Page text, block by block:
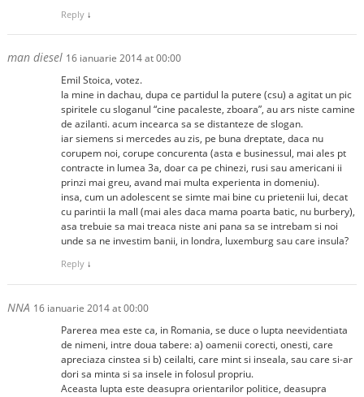
Reply ↓
man diesel 16 ianuarie 2014 at 00:00
Emil Stoica, votez.
la mine in dachau, dupa ce partidul la putere (csu) a agitat un pic
spiritele cu sloganul “cine pacaleste, zboara”, au ars niste camine
de azilanti. acum incearca sa se distanteze de slogan.
iar siemens si mercedes au zis, pe buna dreptate, daca nu
corupem noi, corupe concurenta (asta e businessul, mai ales pt
contracte in lumea 3a, doar ca pe chinezi, rusi sau americani ii
prinzi mai greu, avand mai multa experienta in domeniu).
insa, cum un adolescent se simte mai bine cu prietenii lui, decat
cu parintii la mall (mai ales daca mama poarta batic, nu burbery),
asa trebuie sa mai treaca niste ani pana sa se intrebam si noi
unde sa ne investim banii, in londra, luxemburg sau care insula?
Reply ↓
NNA 16 ianuarie 2014 at 00:00
Parerea mea este ca, in Romania, se duce o lupta neevidentiata
de nimeni, intre doua tabere: a) oamenii corecti, onesti, care
apreciaza cinstea si b) ceilalti, care mint si inseala, sau care si-ar
dori sa minta si sa insele in folosul propriu.
Aceasta lupta este deasupra orientarilor politice, deasupra